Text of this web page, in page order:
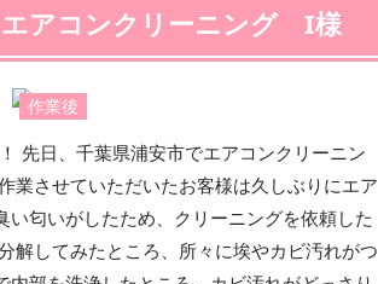
アコンクリーニング I様
作業後
先日、千葉県浦安市でエアコンクリーニン
業させていただいたお客様は久しぶりにエア
い匂いがしたため、クリーニングを依頼した
解してみたところ、所々に埃やカビ汚れがつ